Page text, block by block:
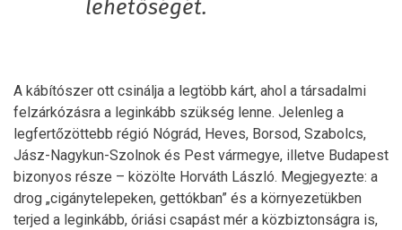
lehetőségét.
A kábítószer ott csinálja a legtöbb kárt, ahol a társadalmi
felzárkózásra a leginkább szükség lenne. Jelenleg a
legfertőzöttebb régió Nógrád, Heves, Borsod, Szabolcs,
Jász-Nagykun-Szolnok és Pest vármegye, illetve Budapest
bizonyos része – közölte Horváth László. Megjegyezte: a
drog „cigánytelepeken, gettókban” és a környezetükben
terjed a leginkább, óriási csapást mér a közbiztonságra is,